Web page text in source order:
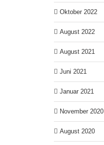
Oktober 2022
August 2022
August 2021
Juni 2021
Januar 2021
November 2020
August 2020